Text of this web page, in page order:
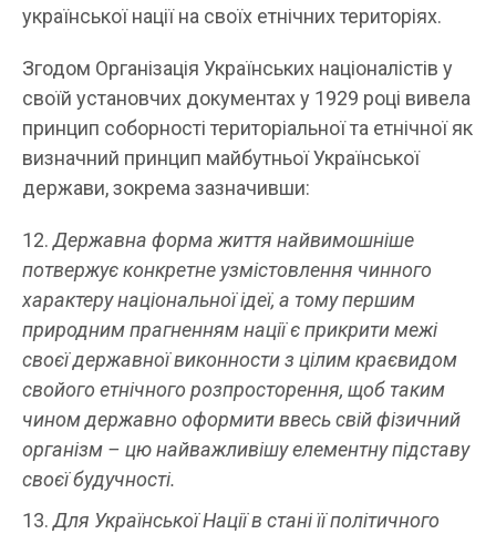
української нації на своїх етнічних територіях.
Згодом Організація Українських націоналістів у
своїй установчих документах у 1929 році вивела
принцип соборності територіальної та етнічної як
визначний принцип майбутньої Української
держави, зокрема зазначивши:
Державна форма життя найвимошніше
потвержує конкретне узмістовлення чинного
характеру національної ідеї, а тому першим
природним прагненням нації є прикрити межі
своєї державної виконности з цілим краєвидом
свойого етнічного розпросторення, щоб таким
чином державно оформити ввесь свій фізичний
організм – цю найважливішу елементну підставу
своєї будучності.
Для Української Нації в стані її політичного